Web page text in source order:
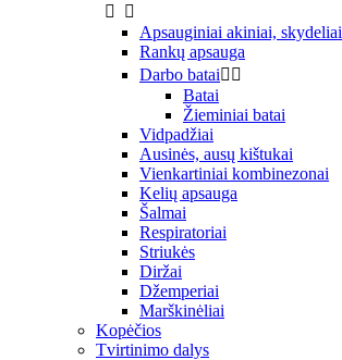


Apsauginiai akiniai, skydeliai
Rankų apsauga
Darbo batai 
Batai
Žieminiai batai
Vidpadžiai
Ausinės, ausų kištukai
Vienkartiniai kombinezonai
Kelių apsauga
Šalmai
Respiratoriai
Striukės
Diržai
Džemperiai
Marškinėliai
Kopėčios
Tvirtinimo dalys